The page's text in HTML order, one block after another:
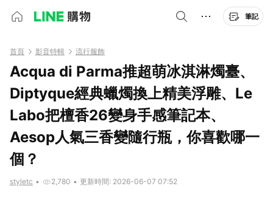
筆記
首頁 影音特輯 流行服飾
Acqua di Parma推超萌冰淇淋燭臺、
Diptyque經典蠟燭換上精美浮雕、Le
Labo把檀香26變身手感筆記本、
Aesop人氣三香變隨行瓶，你喜歡哪一
個？
styletc • 2,780 • 更新時間: 2026-06-07 07:52